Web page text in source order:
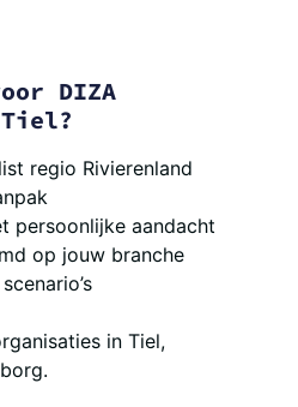
DIZA
regio Rivierenland
persoonlijke aandacht
op jouw branche
in Tiel,